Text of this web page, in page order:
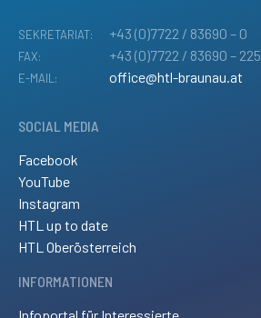
SEKRETARIAT: +43 (0)7722 / 83690 – 0
FAX: +43 (0)7722 / 83690 – 225
E-MAIL: office@htl-braunau.at
SOCIAL MEDIA
Facebook
YouTube
Instagram
HTL up to date
HTL Oberösterreich
INFORMATIONEN